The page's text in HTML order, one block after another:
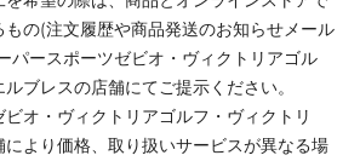
の(注文履歴や商品発送のお知らせメール
パースポーツゼビオ・ヴィクトリアゴル
ブレスの店舗にてご提示ください。
オ・ヴィクトリアゴルフ・ヴィクトリ
より価格、取り扱いサービスが異なる場